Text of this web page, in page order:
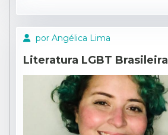
por Angélica Lima
Literatura LGBT Brasileira